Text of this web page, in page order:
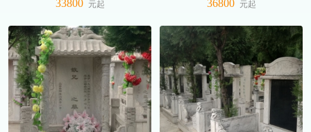
33800 36800